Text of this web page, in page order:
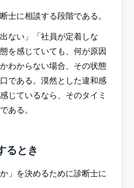
士に相談する段階である。
ない」「社員が定着しな
を感じていても、何が原因
わからない場合、その状態
である。漠然とした違和感
じているなら、そのタイミ
ある。
るとき
」を決めるために診断士に